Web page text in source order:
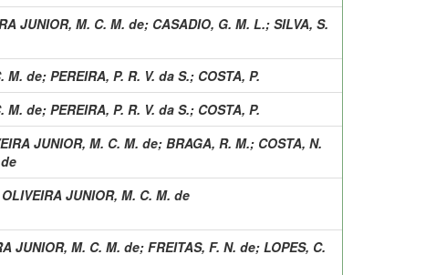
JUNIOR, M. C. M. de; CASADIO, G. M. L.; SILVA, S.
M. de; PEREIRA, P. R. V. da S.; COSTA, P.
M. de; PEREIRA, P. R. V. da S.; COSTA, P.
JUNIOR, M. C. M. de; BRAGA, R. M.; COSTA, N.
OLIVEIRA JUNIOR, M. C. M. de
JUNIOR, M. C. M. de; FREITAS, F. N. de; LOPES, C.